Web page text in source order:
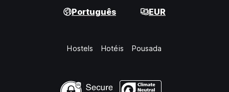
Português EUR
Hostels Hotéis Pousada